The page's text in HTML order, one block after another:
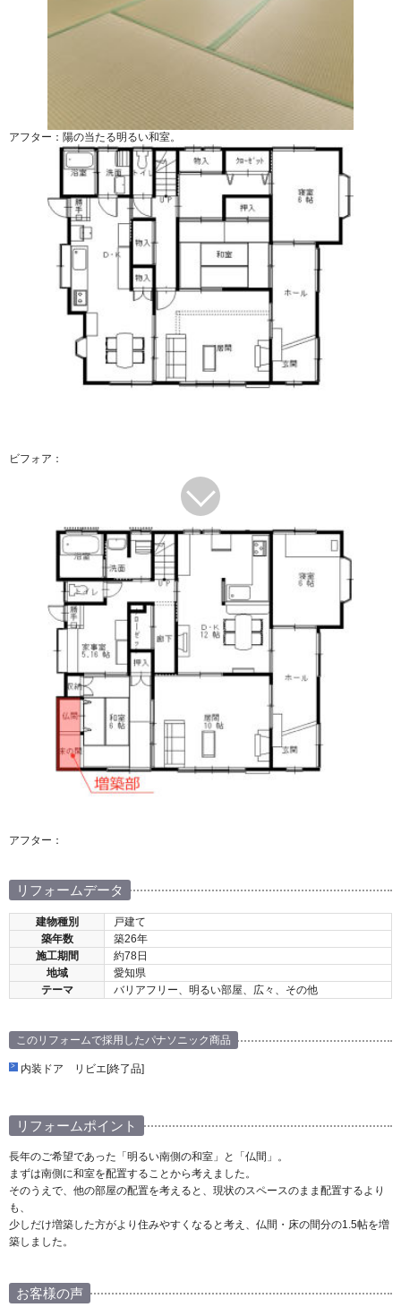
アフター：陽の当たる明るい和室。
ビフォア：
アフター：
リフォームデータ
建物種別
戸建て
築年数
築26年
施工期間
約78日
地域
愛知県
テーマ
バリアフリー、明るい部屋、広々、その他
このリフォームで採用したパナソニック商品
内装ドア リビエ[終了品]
リフォームポイント
長年のご希望であった「明るい南側の和室」と「仏間」。
まずは南側に和室を配置することから考えました。
そのうえで、他の部屋の配置を考えると、現状のスペースのまま配置するより
も、
少しだけ増築した方がより住みやすくなると考え、仏間・床の間分の1.5帖を増
築しました。
お客様の声